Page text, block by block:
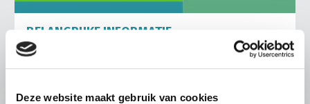
Deze website maakt gebruik van cookies
BELANGRIJKE INFORMATIE
21 JULI 2026
Rechtszekerheid van álle
ondernemers staat op het spel